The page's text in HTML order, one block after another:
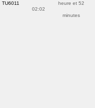
TU6011
02:02
heure et 52
minutes